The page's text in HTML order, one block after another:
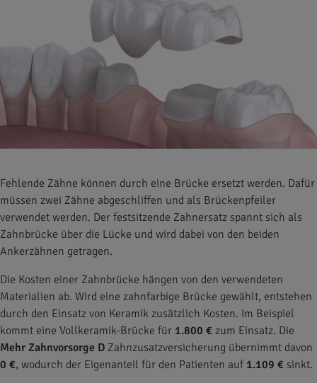
Fehlende Zähne können durch eine Brücke ersetzt werden. Dafür
müssen zwei Zähne abgeschliffen und als Brückenpfeiler
verwendet werden. Der festsitzende Zahnersatz spannt sich als
Zahnbrücke über die Lücke und wird dabei von den beiden
Ankerzähnen getragen.
Die Kosten einer Zahnbrücke hängen von den verwendeten
Materialien ab. Wird eine zahnfarbige Brücke gewählt, entstehen
durch den Einsatz von Keramik zusätzlich Kosten. Im Beispiel
kommt eine Vollkeramik-Brücke für 1.800 € zum Einsatz. Die
Mehr Zahnvorsorge D Zahnzusatzversicherung übernimmt davon
0 €, wodurch der Eigenanteil für den Patienten auf 1.109 € sinkt.